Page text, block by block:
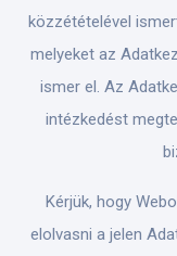
közzétételével
melyeket az
ismer el. Az
intézkedést
Kérjük, hogy
elolvasni a jelen